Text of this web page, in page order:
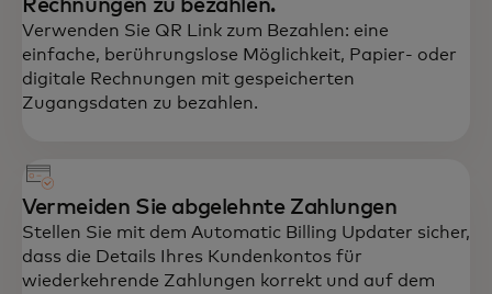
Rechnungen zu bezahlen.
Verwenden Sie QR Link zum Bezahlen: eine
einfache, berührungslose Möglichkeit, Papier- oder
digitale Rechnungen mit gespeicherten
Zugangsdaten zu bezahlen.
Vermeiden Sie abgelehnte Zahlungen
Stellen Sie mit dem Automatic Billing Updater sicher,
dass die Details Ihres Kundenkontos für
wiederkehrende Zahlungen korrekt und auf dem